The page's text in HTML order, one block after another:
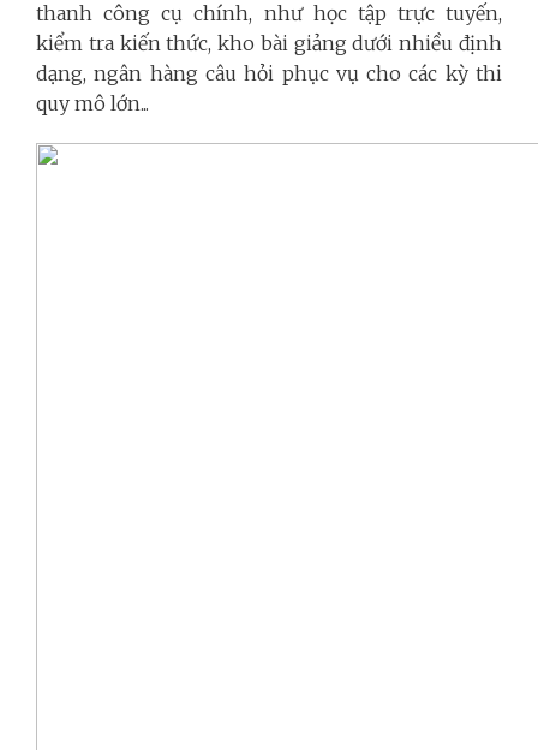
thanh công cụ chính, như học tập trực tuyến,
kiểm tra kiến thức, kho bài giảng dưới nhiều định
dạng, ngân hàng câu hỏi phục vụ cho các kỳ thi
quy mô lớn...